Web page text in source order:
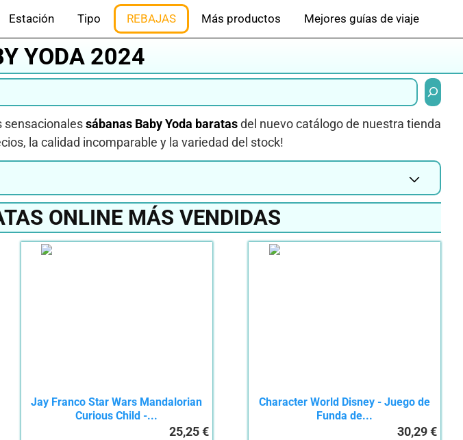
Estación Tipo REBAJAS Más productos Mejores guías de viaje
YODA 2024
Buscar
sensacionalessábanasBaby Yoda baratasdel nuevo catálogo de nuestra tienda
la calidad incomparable y la variedad del stock!
ONLINE MÁS VENDIDAS
Jay Franco Star Wars Mandalorian
Curious Child -...
25,25 €
Character World Disney - Juego de
Funda de...
30,29 €